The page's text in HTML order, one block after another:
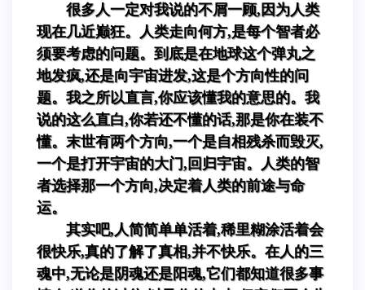
很多人一定对我说的不屑一顾,因为人类
现在几近巅狂。人类走向何方,是每个智者必
须要考虑的问题。到底是在地球这个弹丸之
地发疯,还是向宇宙进发,这是个方向性的问
题。我之所以直言,你应该懂我的意思的。我
说的这么直白,你若还不懂的话,那是你在装不
懂。末世有两个方向,一个是自相残杀而毁灭,
一个是打开宇宙的大门,回归宇宙。人类的智
者选择那一个方向,决定着人类的前途与命
运。
其实吧,人简简单单活着,稀里糊涂活着会
很快乐,真的了解了真相,并不快乐。在人的三
魂中,无论是阴魂还是阳魂,它们都知道很多事